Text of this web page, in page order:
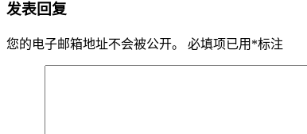
发表回复
您的电子邮箱地址不会被公开。 必填项已用 *标注